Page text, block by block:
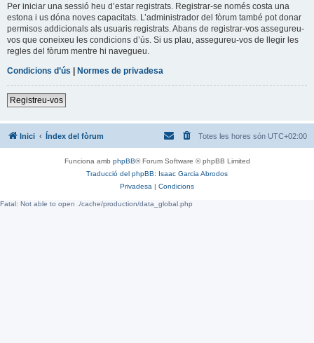
Per iniciar una sessió heu d’estar registrats. Registrar-se només costa una
estona i us dóna noves capacitats. L’administrador del fòrum també pot donar
permisos addicionals als usuaris registrats. Abans de registrar-vos assegureu-
vos que coneixeu les condicions d’ús. Si us plau, assegureu-vos de llegir les
regles del fòrum mentre hi navegueu.
Condicions d’ús | Normes de privadesa
Registreu-vos
Inici Índex del fòrum Totes les hores són UTC+02:00
Funciona amb phpBB® Forum Software © phpBB Limited
Traducció del phpBB: Isaac Garcia Abrodos
Privadesa | Condicions
Fatal: Not able to open ./cache/production/data_global.php